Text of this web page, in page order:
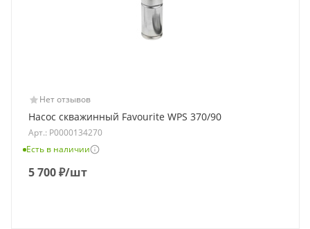
Нет отзывов
Насос скважинный Favourite WPS 370/90
Арт.: Р0000134270
Есть в наличии
5 700₽/шт